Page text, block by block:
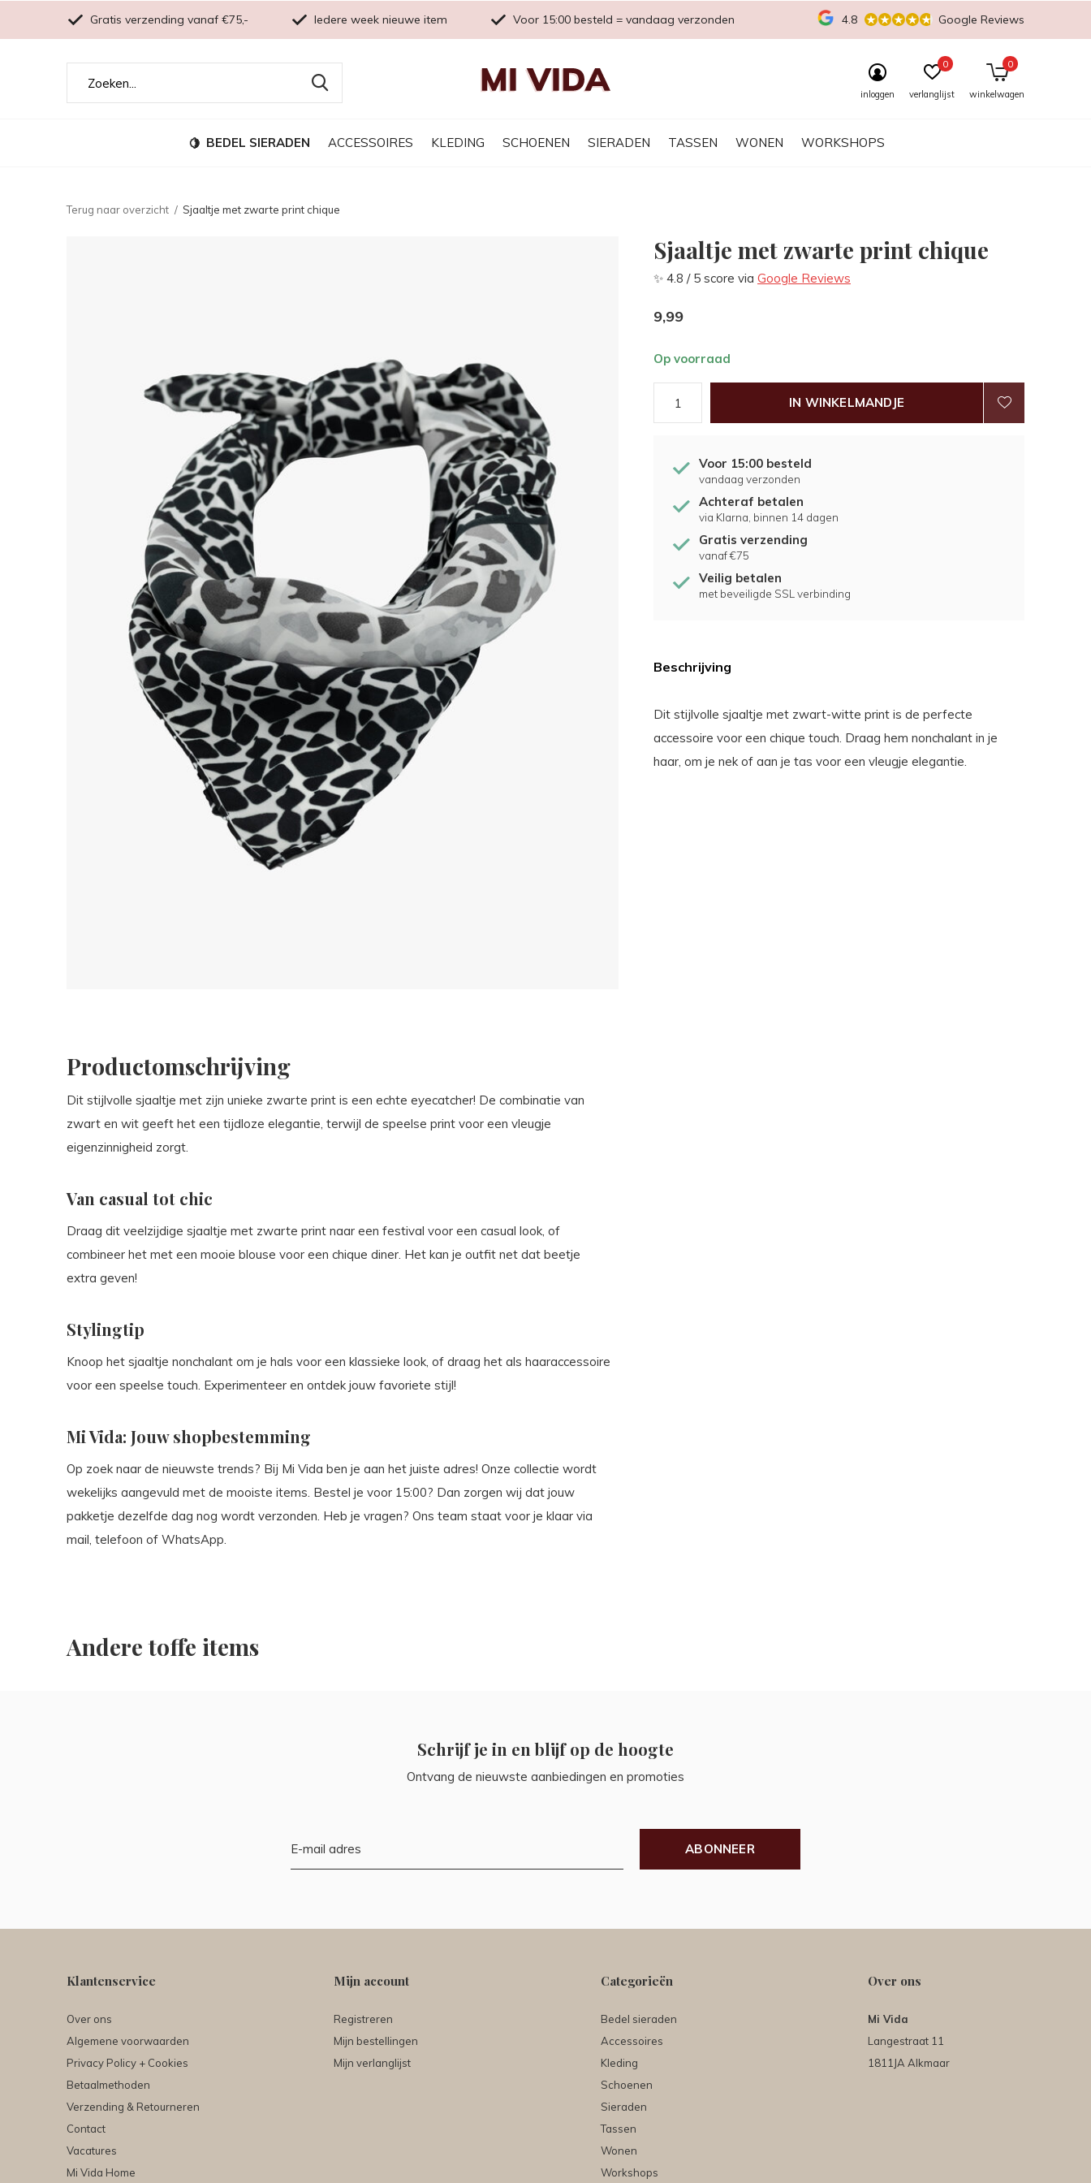
BEDEL SIERADEN ACCESSOIRES KLEDING SCHOENEN SIERADEN TASSEN WONEN WORKSHOPS
inloggen verlanglijst
0
winkelwagen
0
Gratis verzending vanaf €75,- Iedere week nieuwe item Voor 15:00 besteld = vandaag verzonden 4.8 Google Reviews
Terug naar overzicht Sjaaltje met zwarte print chique
Sjaaltje met zwarte print chique
✨ 4.8 / 5 score via Google Reviews
9,99
Op voorraad
IN WINKELMANDJE
Voor 15:00 besteld
vandaag verzonden
Achteraf betalen
via Klarna, binnen 14 dagen
Gratis verzending
vanaf €75
Veilig betalen
met beveiligde SSL verbinding
Beschrijving
Dit stijlvolle sjaaltje met zwart-witte print is de perfecte
accessoire voor een chique touch. Draag hem nonchalant in je
haar, om je nek of aan je tas voor een vleugje elegantie.
Productomschrijving
Dit stijlvolle sjaaltje met zijn unieke zwarte print is een echte eyecatcher! De combinatie van
zwart en wit geeft het een tijdloze elegantie, terwijl de speelse print voor een vleugje
eigenzinnigheid zorgt.
Van casual tot chic
Draag dit veelzijdige sjaaltje met zwarte print naar een festival voor een casual look, of
combineer het met een mooie blouse voor een chique diner. Het kan je outfit net dat beetje
extra geven!
Stylingtip
Knoop het sjaaltje nonchalant om je hals voor een klassieke look, of draag het als haaraccessoire
voor een speelse touch. Experimenteer en ontdek jouw favoriete stijl!
Mi Vida: Jouw shopbestemming
Op zoek naar de nieuwste trends? Bij Mi Vida ben je aan het juiste adres! Onze collectie wordt
wekelijks aangevuld met de mooiste items. Bestel je voor 15:00? Dan zorgen wij dat jouw
pakketje dezelfde dag nog wordt verzonden. Heb je vragen? Ons team staat voor je klaar via
mail, telefoon of WhatsApp.
Andere toffe items
Schrijf je in en blijf op de hoogte
Ontvang de nieuwste aanbiedingen en promoties
ABONNEER
Klantenservice
Over ons
Algemene voorwaarden
Privacy Policy + Cookies
Betaalmethoden
Verzending & Retourneren
Contact
Vacatures
Mi Vida Home
Mijn account
Registreren
Mijn bestellingen
Mijn verlanglijst
Categorieën
Bedel sieraden
Accessoires
Kleding
Schoenen
Sieraden
Tassen
Wonen
Workshops
Over ons
Mi Vida
Langestraat 11
1811JA Alkmaar